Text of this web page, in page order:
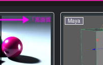
Maya